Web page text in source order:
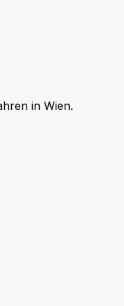
in Wien.